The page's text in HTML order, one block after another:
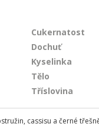
Cukernatost
Dochuť
Kyselinka
Tělo
Tříslovina
cassisu a černé